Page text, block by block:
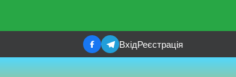
ВхідРеєстрація